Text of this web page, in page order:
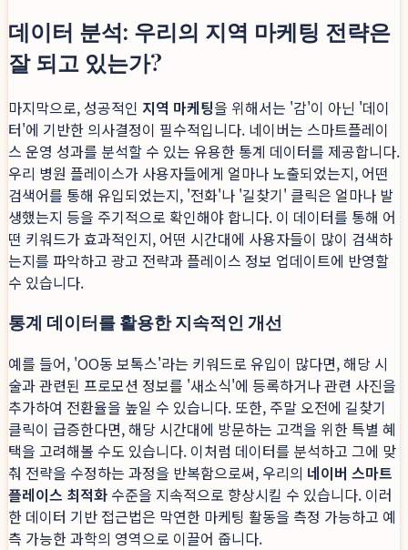
데이터 분석: 우리의 지역 마케팅 전략은
잘 되고 있는가?
마지막으로, 성공적인 지역 마케팅을 위해서는 '감'이 아닌 '데이
터'에 기반한 의사결정이 필수적입니다. 네이버는 스마트플레이
스 운영 성과를 분석할 수 있는 유용한 통계 데이터를 제공합니다.
우리 병원 플레이스가 사용자들에게 얼마나 노출되었는지, 어떤
검색어를 통해 유입되었는지, '전화'나 '길찾기' 클릭은 얼마나 발
생했는지 등을 주기적으로 확인해야 합니다. 이 데이터를 통해 어
떤 키워드가 효과적인지, 어떤 시간대에 사용자들이 많이 검색하
는지를 파악하고 광고 전략과 플레이스 정보 업데이트에 반영할
수 있습니다.
통계 데이터를 활용한 지속적인 개선
예를 들어, 'OO동 보톡스'라는 키워드로 유입이 많다면, 해당 시
술과 관련된 프로모션 정보를 '새소식'에 등록하거나 관련 사진을
추가하여 전환율을 높일 수 있습니다. 또한, 주말 오전에 길찾기
클릭이 급증한다면, 해당 시간대에 방문하는 고객을 위한 특별 혜
택을 고려해볼 수도 있습니다. 이처럼 데이터를 분석하고 그에 맞
춰 전략을 수정하는 과정을 반복함으로써, 우리의 네이버 스마트
플레이스 최적화 수준을 지속적으로 향상시킬 수 있습니다. 이러
한 데이터 기반 접근법은 막연한 마케팅 활동을 측정 가능하고 예
측 가능한 과학의 영역으로 이끌어 줍니다.